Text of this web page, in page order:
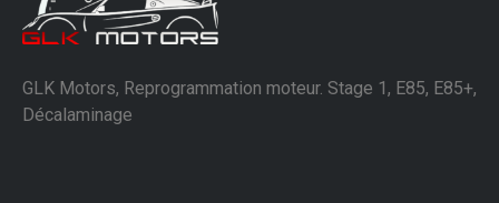
GLK Motors, Reprogrammation moteur. Stage 1, E85, E85+,
Décalaminage